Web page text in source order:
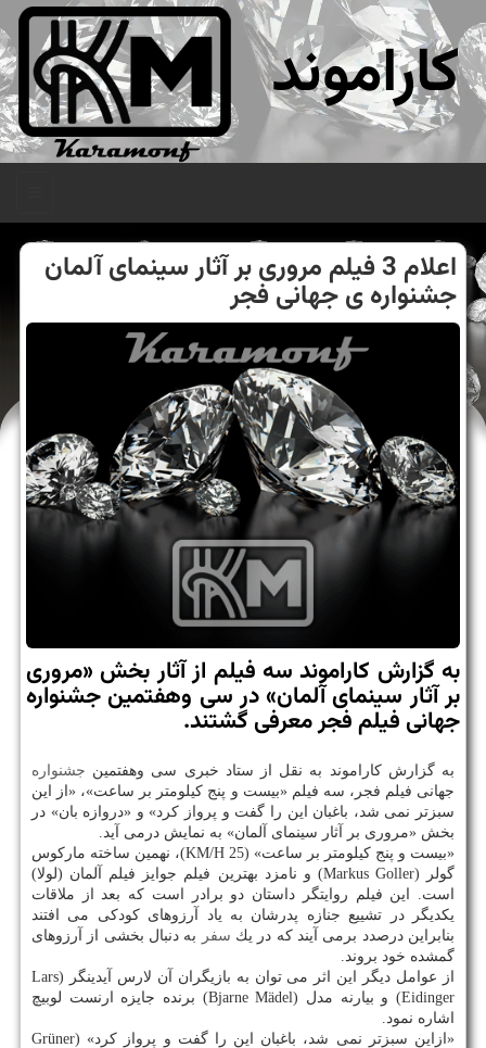
کاراموند
اعلام 3 فیلم مروری بر آثار سینمای آلمان
جشنواره ی جهانی فجر
به گزارش كاراموند سه فیلم از آثار بخش «مروری
بر آثار سینمای آلمان» در سی وهفتمین جشنواره
جهانی فیلم فجر معرفی گشتند.
به گزارش كاراموند به نقل از ستاد خبری سی وهفتمین جشنواره
جهانی فیلم فجر، سه فیلم «بیست و پنج كیلومتر بر ساعت»، «از این
سبزتر نمی شد، باغبان این را گفت و پرواز كرد» و «دروازه بان» در
بخش «مروری بر آثار سینمای آلمان» به نمایش درمی آید.
«بیست و پنج كیلومتر بر ساعت» (25 KM/H)، نهمین ساخته ماركوس
گولر (Markus Goller) و نامزد بهترین فیلم جوایز فیلم آلمان (لولا)
است. این فیلم روایتگر داستان دو برادر است كه بعد از ملاقات
یكدیگر در تشییع جنازه پدرشان به یاد آرزوهای كودكی می افتند
بنابراین درصدد برمی آیند كه در یك سفر
به دنبال بخشی از آرزوهای
گمشده خود بروند.
از عوامل دیگر این اثر می توان به بازیگران آن لارس آیدینگر (Lars
Eidinger) و بیارنه مدل (Bjarne Mädel) برنده جایزه ارنست لوبیچ
اشاره نمود.
«ازاین سبزتر نمی شد، باغبان این را گفت و پرواز كرد» (Grüner